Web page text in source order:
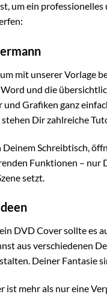
um ein
mit unserer Vorlage
und die
Grafiken ganz
Dir zahlreiche
Schreibtisch,
Funktionen –
setzt.
DVD Cover sollte es
aus verschiedenen
Deiner Fantasie
mehr als nur eine